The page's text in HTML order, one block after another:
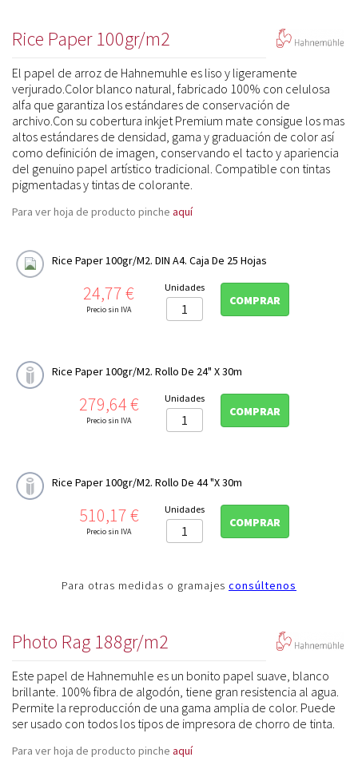
Photo Rag Duo 276gr/m2
FineArt Matt-Textured
FineArt Matt Deckle Edge (Papel con Barbas)
Fine Art Natural Line 
Fine Art Canvas
FineArt Premium Edition
Impresion doble cara
Album fotografia digital
Libretas de notas y bocetos
TINTA COLOR
Rice Paper 100gr/m2
El papel de arroz de Hahnemuhle es liso y ligeramente
verjurado.Color blanco natural, fabricado 100% con celulosa
alfa que garantiza los estándares de conservación de
archivo.Con su cobertura inkjet Premium mate consigue los mas
altos estándares de densidad, gama y graduación de color así
como definición de imagen, conservando el tacto y apariencia
del genuino papel artístico tradicional. Compatible con tintas
pigmentadas y tintas de colorante.
Para ver hoja de producto pinche aquí
Rice Paper 100gr/m2. DIN A4. Caja De 25 Hojas
Precio
24,77 €
Precio sin IVA
Unidades
COMPRAR
Rice Paper 100gr/m2. Rollo De 24" X 30m
Precio
279,64 €
Precio sin IVA
Unidades
COMPRAR
Rice Paper 100gr/m2. Rollo De 44 "x 30m
Precio
510,17 €
Precio sin IVA
Unidades
COMPRAR
Para otras medidas o gramajes consúltenos
Photo Rag 188gr/m2
Este papel de Hahnemuhle es un bonito papel suave, blanco
brillante. 100% fibra de algodón, tiene gran resistencia al agua.
Permite la reproducción de una gama amplia de color. Puede
ser usado con todos los tipos de impresora de chorro de tinta.
Para ver hoja de producto pinche aquí